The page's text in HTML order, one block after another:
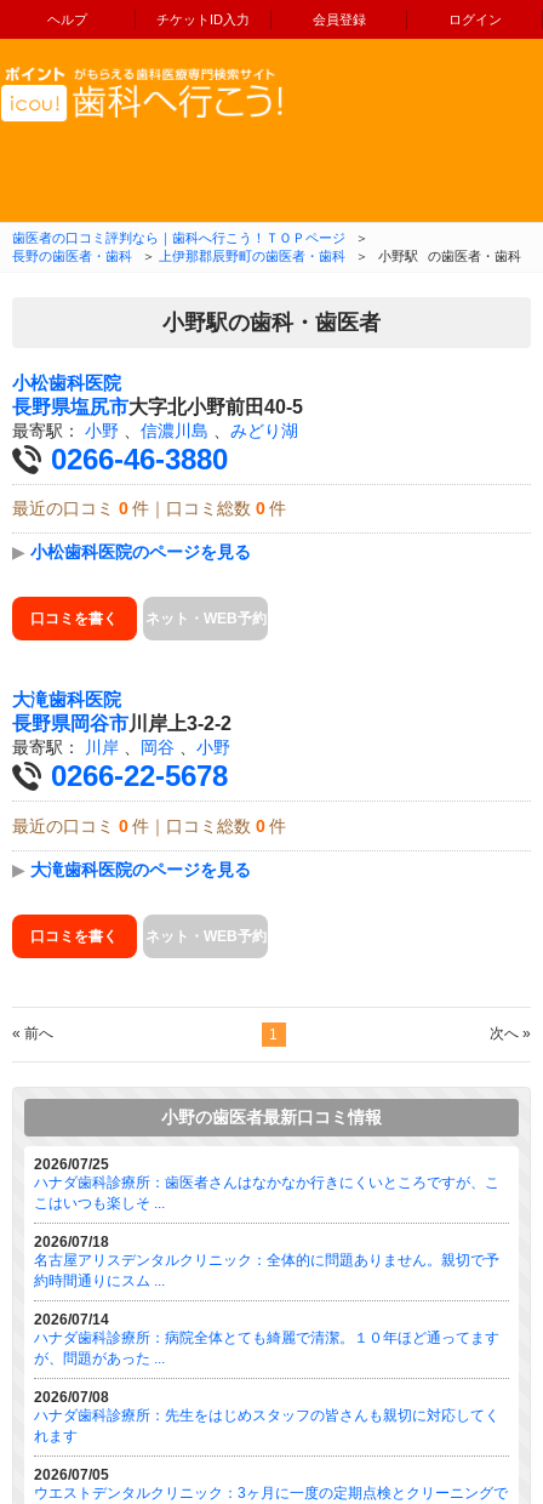
ヘルプ チケットID入力 会員登録 ログイン
コンテンツへ移動
歯医者の口コミ評判なら｜歯科へ行こう！ＴＯＰページ
＞
長野の歯医者・歯科
＞ 上伊那郡辰野町の歯医者・歯科 ＞ 小野駅 の歯医者・歯科
小野駅の歯科・歯医者
小松歯科医院
長野県塩尻市大字北小野前田40-5
最寄駅： 小野 信濃川島 みどり湖
0266-46-3880
最近の口コミ 0 件｜口コミ総数 0 件
▶ 小松歯科医院のページを見る
口コミを書く ネット・WEB予約
大滝歯科医院
長野県岡谷市川岸上3-2-2
最寄駅： 川岸 、 岡谷 、 小野
0266-22-5678
最近の口コミ 0 件｜口コミ総数 0 件
▶ 大滝歯科医院のページを見る
口コミを書く ネット・WEB予約
« 前へ 1 次へ »
小野の歯医者最新口コミ情報
2026/07/25
ハナダ歯科診療所：歯医者さんはなかなか行きにくいところですが、こ
こはいつも楽しそ ...
2026/07/18
名古屋アリスデンタルクリニック：全体的に問題ありません。親切で予
約時間通りにスム ...
2026/07/14
ハナダ歯科診療所：病院全体とても綺麗で清潔。１０年ほど通ってます
が、問題があった ...
2026/07/08
ハナダ歯科診療所：先生をはじめスタッフの皆さんも親切に対応してく
れます
2026/07/05
ウエストデンタルクリニック：3ヶ月に一度の定期点検とクリーニングで